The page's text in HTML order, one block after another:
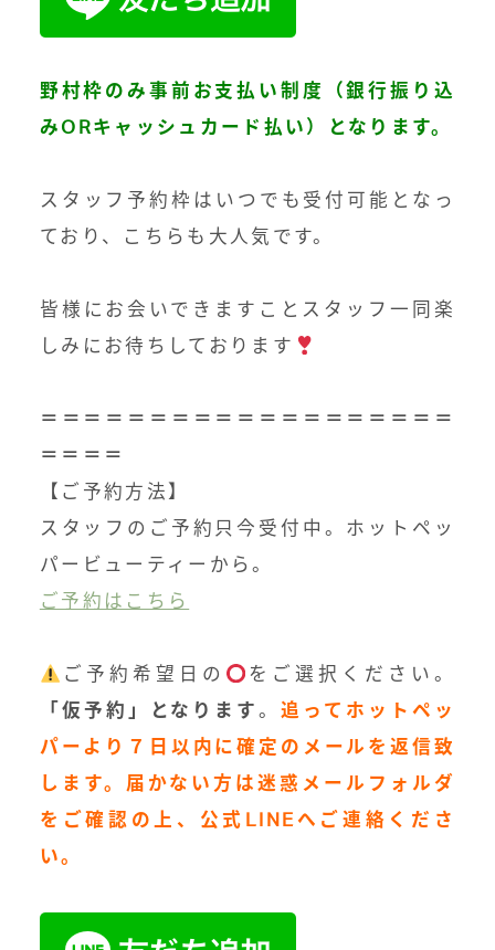
野村枠のみ事前お支払い制度（銀行振り込
みORキャッシュカード払い）となります。
スタッフ予約枠はいつでも受付可能となっ
ており、こちらも大人気です。
皆様にお会いできますことスタッフ一同楽
しみにお待ちしております
＝＝＝＝＝＝＝＝＝＝＝＝＝＝＝＝＝＝＝
＝＝＝＝
【ご予約方法】
スタッフのご予約只今受付中。ホットペッ
パービューティーから。
ご予約はこちら
ご予約希望日の をご選択ください。
「仮予約」となります。追ってホットペッ
パーより７日以内に確定のメールを返信致
します。届かない方は迷惑メールフォルダ
をご確認の上、公式LINEへご連絡くださ
い。